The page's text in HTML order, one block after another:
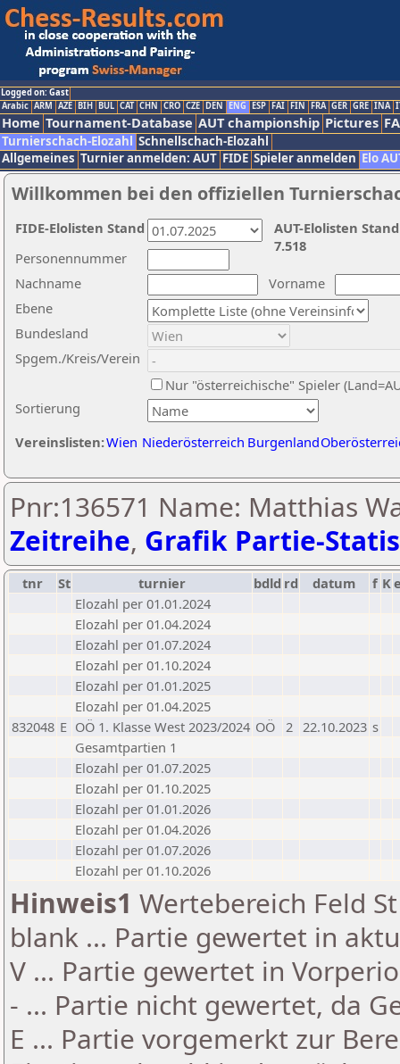
Logged on: Gast
Arabic ARM AZE BIH BUL CAT CHN CRO CZE DEN ENG ESP FAI FIN FRA GER GRE INA
Home Tournament-Database AUT championship Pictures
Turnierschach-Elozahl Schnellschach-Elozahl
Allgemeines Turnier anmelden: AUT FIDE Spieler anmelden Elo
Willkommen bei den offiziellen
Nachname
Vorname
Ebene
Sortierung
Personennummer
Bundesland
Spgem./Kreis/Verein
Nur "österreichische" Spieler
Vereinslisten:Wien Niederösterreich Burgenland
AUT-Elolisten
7.518
FIDE-Elolisten Stand
Pnr:136571 Name: Matthias
Zeitreihe, Grafik Partie-
tnr St turnier bdld rd datum f K
Elozahl per 01.01.2024
Elozahl per 01.04.2024
Elozahl per 01.07.2024
Elozahl per 01.10.2024
Elozahl per 01.01.2025
Elozahl per 01.04.2025
832048 E OÖ 1. Klasse West 2023/2024 OÖ 2 22.10.2023 s
Gesamtpartien 1
Elozahl per 01.07.2025
Elozahl per 01.10.2025
Elozahl per 01.01.2026
Elozahl per 01.04.2026
Elozahl per 01.07.2026
Elozahl per 01.10.2026
Hinweis1 Wertebereich Feld
blank ... Partie gewertet in
V ... Partie gewertet in
- ... Partie nicht gewertet, da
E ... Partie vorgemerkt zur